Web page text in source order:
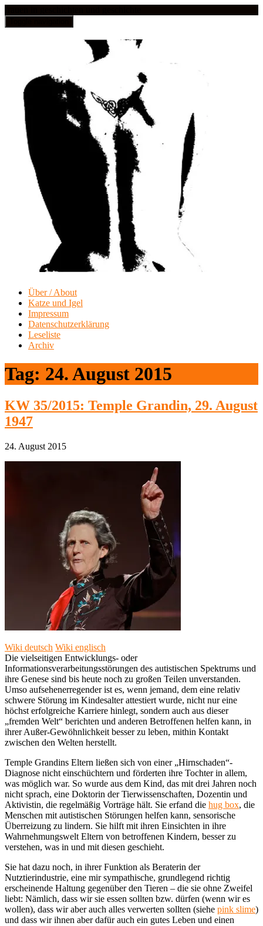
Über / About
Katze und Igel
Impressum
Datenschutzerklärung
Leseliste
Archiv
Tag: 24. August 2015
KW 35/2015: Temple Grandin, 29. August
1947
24. August 2015
Wiki deutsch Wiki englisch
Die vielseitigen Entwicklungs- oder
Informationsverarbeitungsstörungen des autistischen Spektrums und
ihre Genese sind bis heute noch zu großen Teilen unverstanden.
Umso aufsehenerregender ist es, wenn jemand, dem eine relativ
schwere Störung im Kindesalter attestiert wurde, nicht nur eine
höchst erfolgreiche Karriere hinlegt, sondern auch aus dieser
„fremden Welt“ berichten und anderen Betroffenen helfen kann, in
ihrer Außer-Gewöhnlichkeit besser zu leben, mithin Kontakt
zwischen den Welten herstellt.
Temple Grandins Eltern ließen sich von einer „Hirnschaden“-
Diagnose nicht einschüchtern und förderten ihre Tochter in allem,
was möglich war. So wurde aus dem Kind, das mit drei Jahren noch
nicht sprach, eine Doktorin der Tierwissenschaften, Dozentin und
Aktivistin, die regelmäßig Vorträge hält. Sie erfand die hug box, die
Menschen mit autistischen Störungen helfen kann, sensorische
Überreizung zu lindern. Sie hilft mit ihren Einsichten in ihre
Wahrnehmungswelt Eltern von betroffenen Kindern, besser zu
verstehen, was in und mit diesen geschieht.
Sie hat dazu noch, in ihrer Funktion als Beraterin der
Nutztierindustrie, eine mir sympathische, grundlegend richtig
erscheinende Haltung gegenüber den Tieren – die sie ohne Zweifel
liebt: Nämlich, dass wir sie essen sollten bzw. dürfen (wenn wir es
wollen), dass wir aber auch alles verwerten sollten (siehe pink slime)
und dass wir ihnen aber dafür auch ein gutes Leben und einen